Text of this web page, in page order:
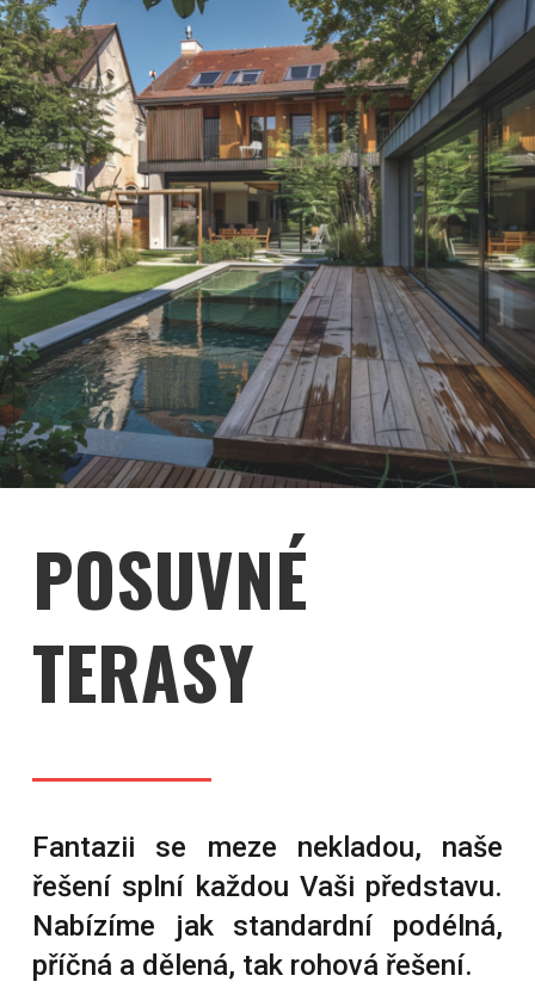
POSUVNÉ
TERASY
Fantazii se meze nekladou, naše
řešení splní každou Vaši představu.
Nabízíme jak standardní podélná,
příčná a dělená, tak rohová řešení.